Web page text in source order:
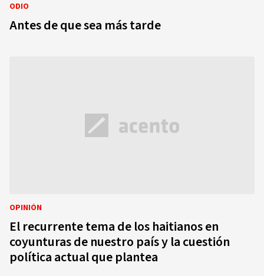
ODIO
Antes de que sea más tarde
OPINIÓN
El recurrente tema de los haitianos en
coyunturas de nuestro país y la cuestión
política actual que plantea